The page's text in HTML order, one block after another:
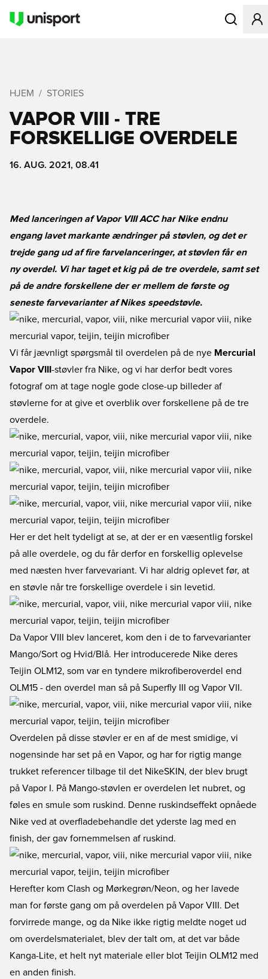
Åbner en
HJEM STORIES
VAPOR VIII - TRE
FORSKELLIGE OVERDELE
16. AUG. 2021, 08.41
Med lanceringen af Vapor VIII ACC har Nike endnu
engang lavet markante ændringer på støvlen, og det er
trejde gang ud af fire farvelanceringer, at støvlen får en
ny overdel. Vi har taget et kig på de tre overdele, samt set
på de andre forskellene der er mellem de første og
seneste farvevarianter af Nikes speedstøvle.
Vi får jævnligt spørgsmål til overdelen på de nye Mercurial
Vapor VIII -støvler fra Nike, og vi har derfor bedt vores
fotograf om at tage nogle gode close-up billeder af
støvlerne for at give et overblik over forskellene på de tre
overdele.
Her er det helt tydeligt at se, at der er en væsentlig forskel
på alle overdele, og du får derfor en forskellig oplevelse
med næsten hver farvevariant. Vi har aldrig oplevet før, at
en støvle når tre forskellige overdele i sin levetid.
Da Vapor VIII blev lanceret, kom den i de to farvevarianter
Mango/Sort og Hvid/Blå. Her introducerede Nike deres
Teijin OLM12, som var en tyndere mikrofiberoverdel end
OLM15 - den overdel man så på Superfly III og Vapor VII.
Overdelen på disse støvler er en af de mest smidige, vi
nogensinde har set på en Vapor, og har for rigtig mange
trukket referencer tilbage til det NikeSKIN, der blev brugt
på Vapor I. På Mango-støvlen er overdelen let nubret, og
føles en smule som ruskind. Denne ruskindseffekt opnåede
Nike ved at overfladebehandle det yderste lag med en
finish, der gav fornemmelsen af ruskind.
Herefter kom Clash og Mørkegrøn/Neon, og her lavede
man for første gang om på overdelen på Vapor VIII. Det
forvirrede mange, og da Nike ikke rigtig meldte noget ud
om overdelsmaterialet, blev der talt om, at det var både
Kanga-Lite, et helt nyt materiale eller blot Teijin OLM12 med
en anden finish.